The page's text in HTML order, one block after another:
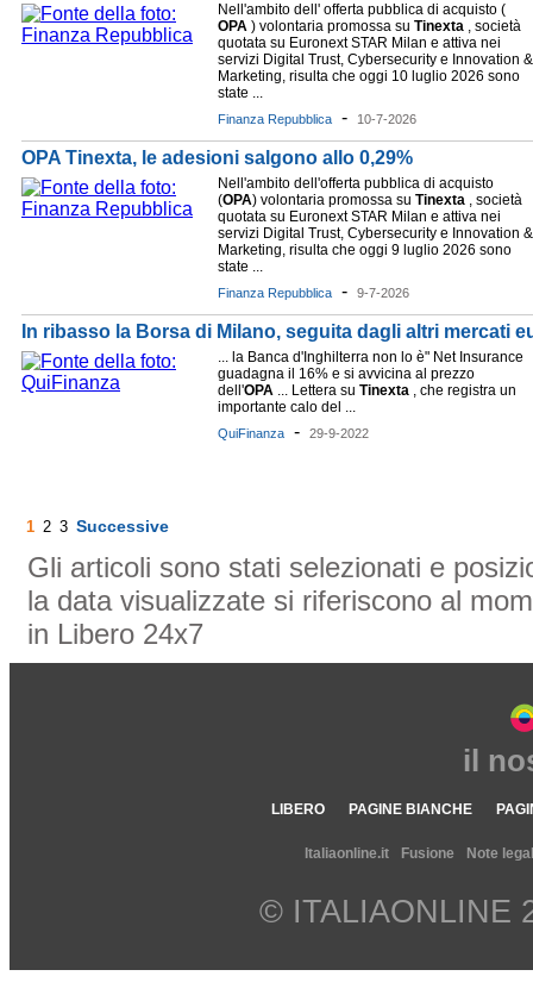
Nell'ambito dell' offerta pubblica di acquisto (
OPA ) volontaria promossa su Tinexta , società
quotata su Euronext STAR Milan e attiva nei
servizi Digital Trust, Cybersecurity e Innovation &
Marketing, risulta che oggi 10 luglio 2026 sono
state ...
Finanza Repubblica - 10-7-2026
OPA Tinexta, le adesioni salgono allo 0,29%
Nell'ambito dell'offerta pubblica di acquisto
(OPA) volontaria promossa su Tinexta , società
quotata su Euronext STAR Milan e attiva nei
servizi Digital Trust, Cybersecurity e Innovation &
Marketing, risulta che oggi 9 luglio 2026 sono
state ...
Finanza Repubblica - 9-7-2026
In ribasso la Borsa di Milano, seguita dagli altri mercati
... la Banca d'Inghilterra non lo è" Net Insurance
guadagna il 16% e si avvicina al prezzo
dell'OPA ... Lettera su Tinexta , che registra un
importante calo del ...
QuiFinanza - 29-9-2022
1 2 3 Successive
Gli articoli sono stati selezionati e
la data visualizzate si riferiscono al
in Libero 24x7
il
LIBERO PAGINE BIANCHE
Italiaonline.it Fusione Note
© ITALIAONLINE